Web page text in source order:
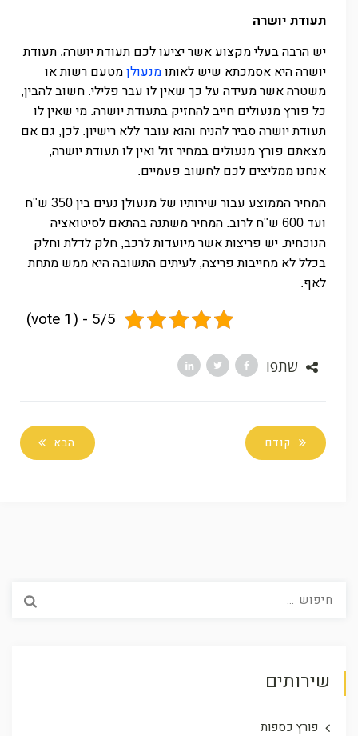
תעודת יושרה
יש הרבה בעלי מקצוע אשר יציעו לכם תעודת יושרה. תעודת
יושרה היא אסמכתא שיש לאותומנעולןמטעם רשות או
משטרה אשר מעידה על כך שאין לו עבר פלילי. חשוב להבין,
כל פורץ מנעולים חייב להחזיק בתעודת יושרה. מי שאין לו
תעודת יושרה סביר להניח והוא עובד ללא רישיון. לכן, גם אם
מצאתם פורץ מנעולים במחיר זול ואין לו תעודת יושרה,
אנחנו ממליצים לכם לחשוב פעמיים.
המחיר הממוצע עבור שירותיו של מנעולן נעים בין 350 ש"ח
ועד 600 ש"ח לרוב. המחיר משתנה בהתאם לסיטואציה
הנוכחית. יש פריצות אשר מיועדות לרכב, חלק לדלת וחלק
בכלל לא מחייבות פריצה, לעיתים התשובה היא ממש מתחת
לאף.
5/5 - (1 vote)
שתפו
הבא קודם
שירותים
פורץ כספות